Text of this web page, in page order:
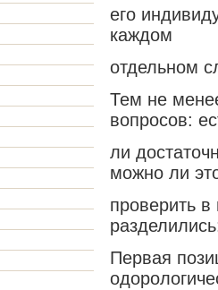
его
каждом
отдельном
Тем не
вопросов:
ли
можно ли
проверить
Первая